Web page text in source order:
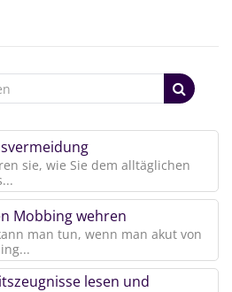
sie, wie Sie dem alltäglichen
Mobbing wehren
man tun, wenn man akut von
lesen und